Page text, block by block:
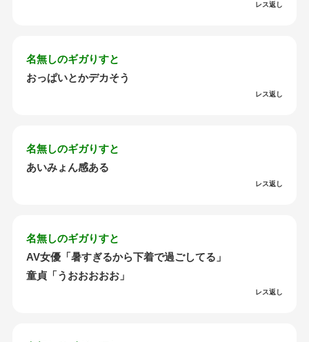
レス返し
名無しのギガりすと
おっぱいとかデカそう
レス返し
名無しのギガりすと
あいみょん感ある
レス返し
名無しのギガりすと
AV女優「暑すぎるから下着で過ごしてる」
童貞「うおおおおお」
レス返し